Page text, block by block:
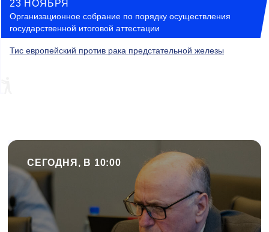
23 НОЯБРЯ
Организационное собрание по порядку осуществления
государственной итоговой аттестации
Тис европейский против рака предстательной железы
СЕГОДНЯ, В 10:00